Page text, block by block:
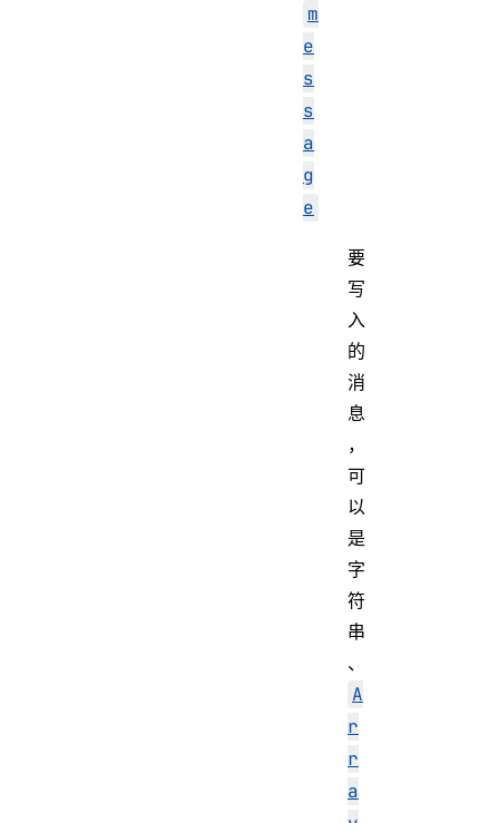
m
e
s
s
a
g
e
要
写
入
的
消
息
，
可
以
是
字
符
串
、
A
r
r
a